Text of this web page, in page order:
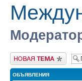
Новая тема
ОБЪЯВЛЕНИЯ